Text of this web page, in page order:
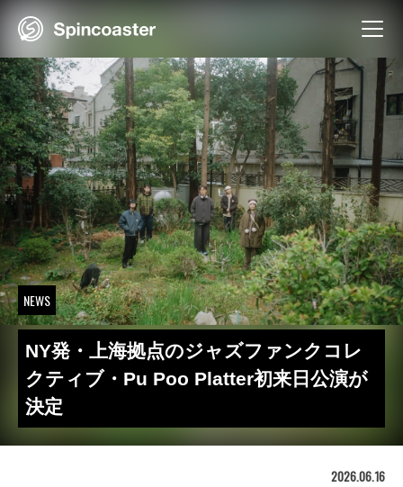
Skip
NEWS
NY発・上海拠点のジャズファンクコレ
クティブ・Pu Poo Platter初来日公演が
決定
2026.06.16